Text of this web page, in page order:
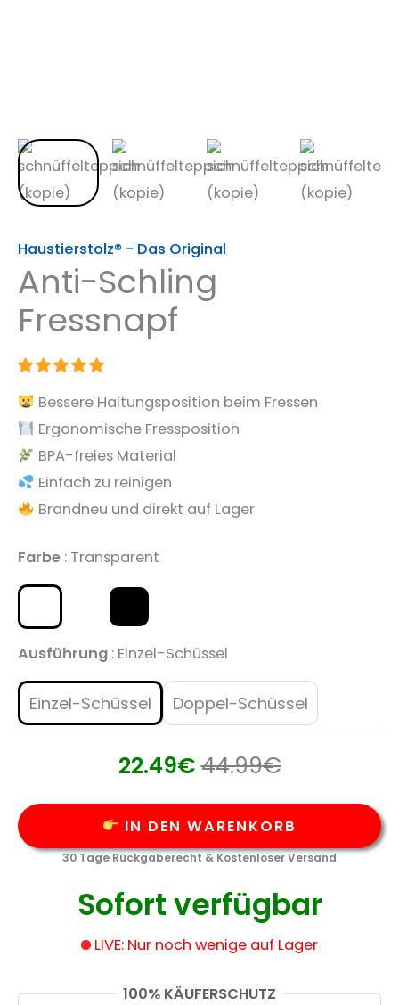
Haustierstolz® - Das Original
Anti-Schling
Fressnapf
Bessere Haltungsposition beim Fressen
Ergonomische Fressposition
BPA-freies Material
Einfach zu reinigen
Brandneu und direkt auf Lager
Farbe Transparent
Ausführung Einzel-Schüssel
Einzel-Schüssel Doppel-Schüssel
22.49€44.99€
IN DEN WARENKORB
30 Tage Rückgaberecht & Kostenloser Versand
Sofort verfügbar
LIVE: Nur noch wenige auf Lager
100% KÄUFERSCHUTZ